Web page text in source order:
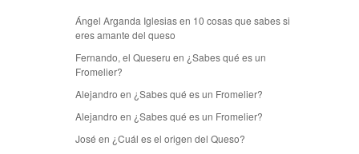
Ángel Arganda Iglesiasen 10 cosas que sabes si
eres amante del queso
Fernando, el Queseru en ¿Sabes qué es un
Fromelier?
Alejandro en ¿Sabes qué es un Fromelier?
Alejandro en ¿Sabes qué es un Fromelier?
José en ¿Cuál es el origen del Queso?